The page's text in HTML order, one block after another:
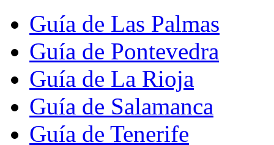
Guía de Las Palmas
Guía de Pontevedra
Guía de La Rioja
Guía de Salamanca
Guía de Tenerife